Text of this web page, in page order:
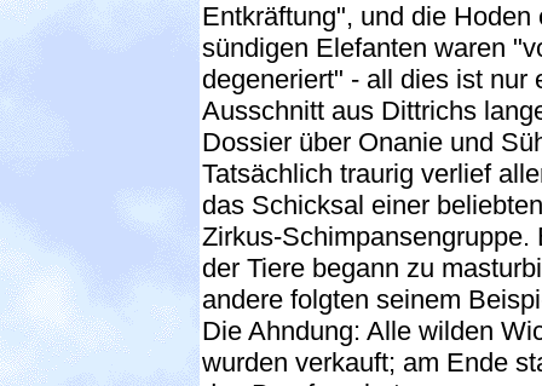
Entkräftung", und die Hoden
sündigen Elefanten waren
degeneriert" - all dies ist nur
Ausschnitt aus Dittrichs
Dossier über Onanie und
Tatsächlich traurig verlief
das Schicksal einer beliebten
Zirkus-Schimpansengruppe.
der Tiere begann zu
andere folgten seinem
Die Ahndung: Alle wilden
wurden verkauft; am Ende